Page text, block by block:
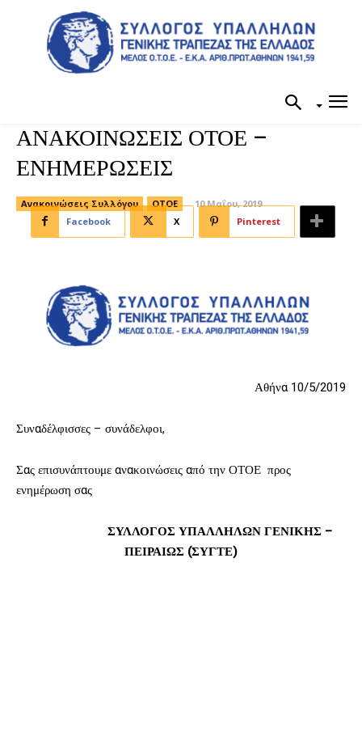
ΑΝΑΚΟΙΝΩΣΕΙΣ ΟΤΟΕ –
ΕΝΗΜΕΡΩΣΕΙΣ
Ανακοινώσεις Συλλόγου ΟΤΟΕ
10 Μαΐου, 2019
Facebook
X Pinterest
Αθήνα 10/5/2019
Συναδέλφισσες – συνάδελφοι,
Σας επισυνάπτουμε ανακοινώσεις από την ΟΤΟΕ προς
ενημέρωση σας
ΣΥΛΛΟΓΟΣ ΥΠΑΛΛΗΛΩΝ ΓΕΝΙΚΗΣ –
ΠΕΙΡΑΙΩΣ (ΣΥΓΤΕ)